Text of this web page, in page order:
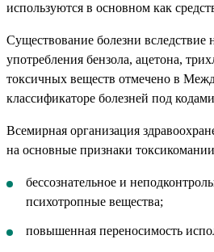
используются в основном как
Существование болезни вследствие
употребления бензола, ацетона,
токсичных веществ отмечено в
классификаторе болезней под
Всемирная организация
на основные признаки
бессознательное и
психотропные вещества;
повышенная переносимость